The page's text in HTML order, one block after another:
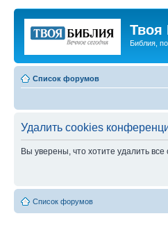
Твоя
Библия,
Список форумов
Удалить cookies
Вы уверены, что хотите удалить
Список форумов